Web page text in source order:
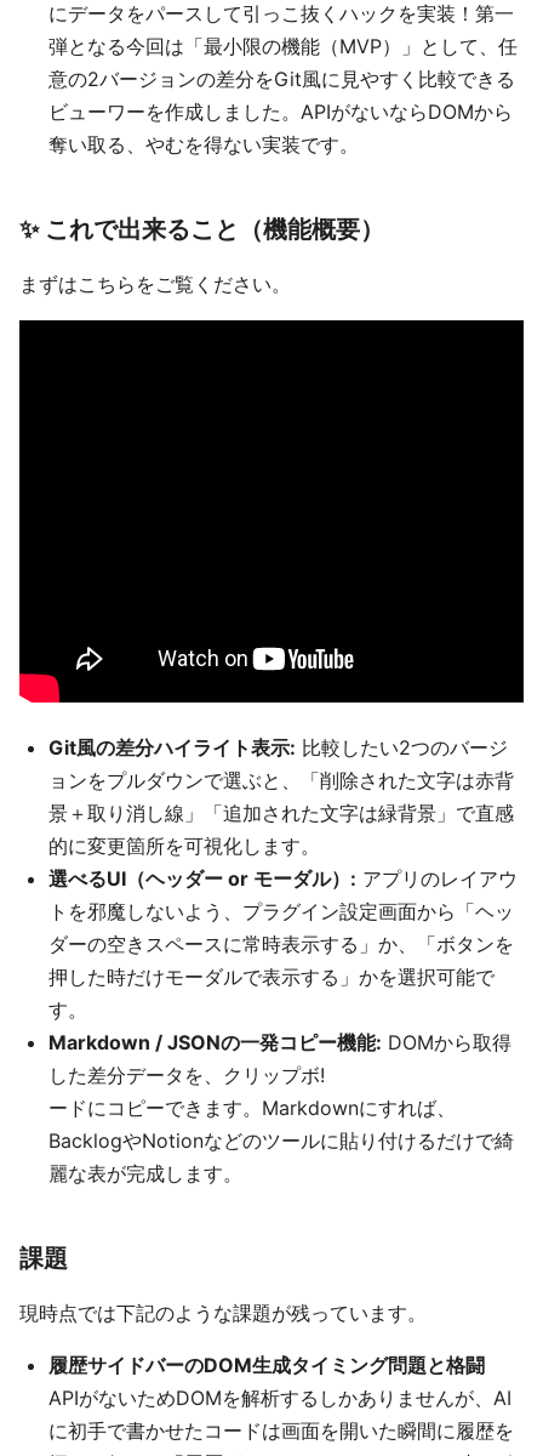
にデータをパースして引っこ抜くハックを実装！第一
弾となる今回は「最小限の機能（MVP）」として、任
意の2バージョンの差分をGit風に見やすく比較できる
ビューワーを作成しました。APIがないならDOMから
奪い取る、やむを得ない実装です。
✨ これで出来ること（機能概要）
まずはこちらをご覧ください。
Git風の差分ハイライト表示: 比較したい2つのバージ
ョンをプルダウンで選ぶと、「削除された文字は赤背
景＋取り消し線」「追加された文字は緑背景」で直感
的に変更箇所を可視化します。
選べるUI（ヘッダー or モーダル）: アプリのレイアウ
トを邪魔しないよう、プラグイン設定画面から「ヘッ
ダーの空きスペースに常時表示する」か、「ボタンを
押した時だけモーダルで表示する」かを選択可能で
す。
Markdown / JSONの一発コピー機能: DOMから取得
した差分データを、クリップボ!
ードにコピーできます。Markdownにすれば、
BacklogやNotionなどのツールに貼り付けるだけで綺
麗な表が完成します。
課題
現時点では下記のような課題が残っています。
履歴サイドバーのDOM生成タイミング問題と格闘
APIがないためDOMを解析するしかありませんが、AI
に初手で書かせたコードは画面を開いた瞬間に履歴を